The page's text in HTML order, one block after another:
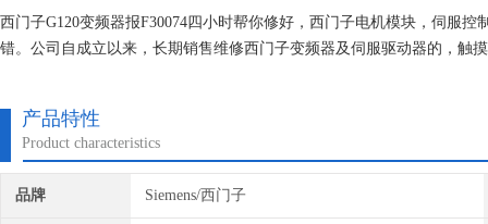
西门子G120变频器报F30074四小时帮你修好，西门子电机模块，伺服
错。公司自成立以来，长期销售维修西门子变频器及伺服驱动器的，触
产品特性
Product characteristics
品牌 Siemens/西门子